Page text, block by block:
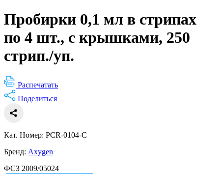
Пробирки 0,1 мл в стрипах
по 4 шт., с крышками, 250
стрип./уп.
Распечатать
Поделиться
Кат. Номер: PCR-0104-C
Бренд: Axygen
ФСЗ 2009/05024